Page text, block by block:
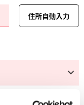
住所自動入力